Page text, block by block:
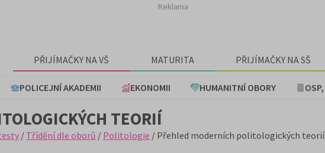
Reklama
PŘIJÍMAČKY NA VŠ MATURITA PŘIJÍMAČKY NA SŠ
POLICEJNÍ AKADEMII EKONOMII HUMANITNÍ OBORY
TEORIÍ
/ Třídění dle oborů / Politologie / Přehled moderních politologických teorií